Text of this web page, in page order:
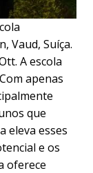
Vaud, Suíça.
A escola
apenas
que
eleva esses
e os
oferece